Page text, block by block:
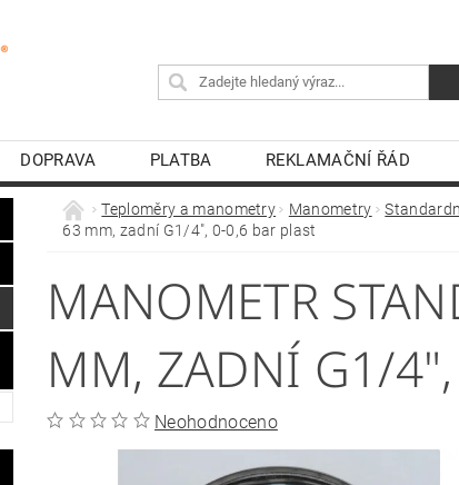
DOPRAVA PLATBA REKLAMAČNÍ ŘÁD
Teploměry a manometry Manometry
63 mm, zadní G1/4", 0-0,6 bar plast
MANOMETR
MM, ZADNÍ G1/
Neohodnoceno